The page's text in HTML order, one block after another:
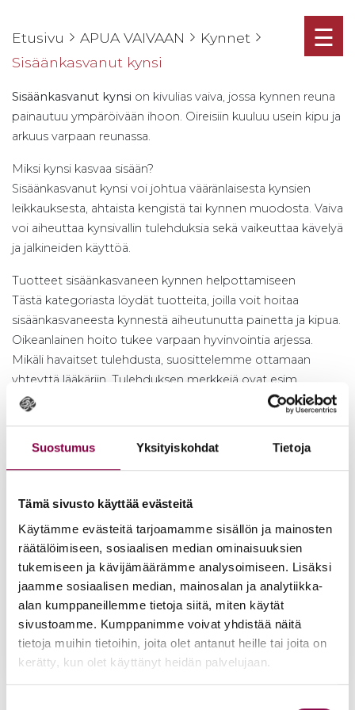
Suostumus Yksityiskohdat Tietoja
Tämä sivusto käyttää evästeitä
Käytämme evästeitä tarjoamamme sisällön ja mainosten
räätälöimiseen, sosiaalisen median ominaisuuksien
tukemiseen ja kävijämäärämme analysoimiseen. Lisäksi
jaamme sosiaalisen median, mainosalan ja analytiikka-
alan kumppaneillemme tietoja siitä, miten käytät
sivustoamme. Kumppanimme voivat yhdistää näitä
tietoja muihin tietoihin, joita olet antanut heille tai joita on
kerätty, kun olet käyttänyt heidän palvelujaan.
☰
Etusivu APUA VAIVAAN
Kynnet
Sisäänkasvanut kynsi
Sisäänkasvanut kynsi on kivulias vaiva, jossa kynnen reuna
painautuu ympäröivään ihoon. Oireisiin kuuluu usein kipu ja
arkuus varpaan reunassa.
Miksi kynsi kasvaa sisään?
Sisäänkasvanut kynsi voi johtua vääränlaisesta kynsien
leikkauksesta, ahtaista kengistä tai kynnen muodosta. Vaiva
voi aiheuttaa kynsivallin tulehduksia sekä vaikeuttaa kävelyä
ja jalkineiden käyttöä.
Tuotteet sisäänkasvaneen kynnen helpottamiseen
Tästä kategoriasta löydät tuotteita, joilla voit hoitaa
sisäänkasvaneesta kynnestä aiheutunutta painetta ja kipua.
Oikeanlainen hoito tukee varpaan hyvinvointia arjessa.
Mikäli havaitset tulehdusta, suosittelemme ottamaan
yhteyttä lääkäriin. Tulehduksen merkkejä ovat esim.
punoitus, kuumotus ja eritys.